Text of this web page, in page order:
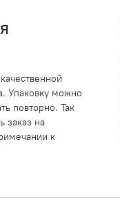
Упаковку можно
повторно. Так
заказ на
к